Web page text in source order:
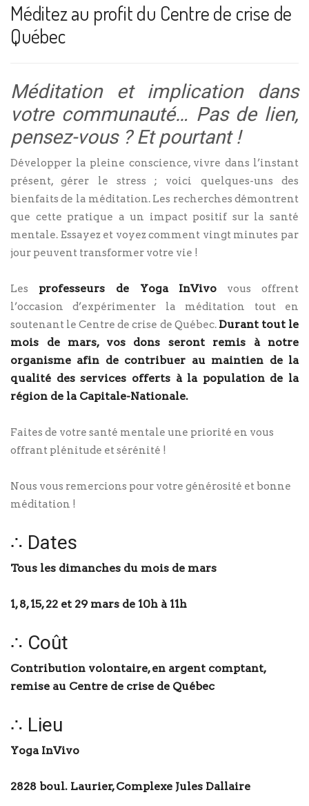
Méditez au profit du Centre de crise de
Québec
Méditation et implication dans
votre communauté… Pas de lien,
pensez-vous ? Et pourtant !
Développer la pleine conscience, vivre dans l’instant
présent, gérer le stress ; voici quelques-uns des
bienfaits de la méditation. Les recherches démontrent
que cette pratique a un impact positif sur la santé
mentale. Essayez et voyez comment vingt minutes par
jour peuvent transformer votre vie !
Les professeurs de Yoga InVivo vous offrent
l’occasion d’expérimenter la méditation tout en
soutenant le Centre de crise de Québec. Durant tout le
mois de mars, vos dons seront remis à notre
organisme afin de contribuer au maintien de la
qualité des services offerts à la population de la
région de la Capitale-Nationale.
Faites de votre santé mentale une priorité en vous
offrant plénitude et sérénité !
Nous vous remercions pour votre générosité et bonne
méditation !
∴ Dates
Tous les dimanches du mois de mars
1, 8, 15, 22 et 29 mars de 10h à 11h
∴ Coût
Contribution volontaire, en argent comptant,
remise au Centre de crise de Québec
∴ Lieu
Yoga InVivo
2828 boul. Laurier,Complexe Jules Dallaire